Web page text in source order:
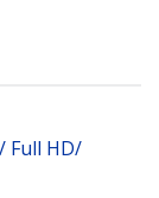
Full HD/